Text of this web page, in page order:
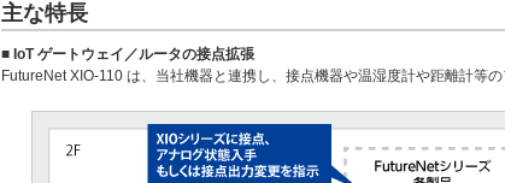
主な特長
■ IoT ゲートウェイ／ルータの接点拡張
FutureNet XIO-110 は、当社機器と連携し、接点機器や温湿度計や距離計等